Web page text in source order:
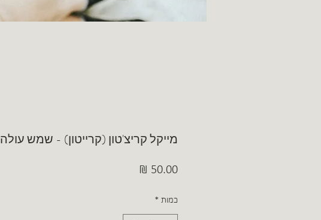
מייקל קריצ'טון (קרייטון) - שמש עולה
כמות *